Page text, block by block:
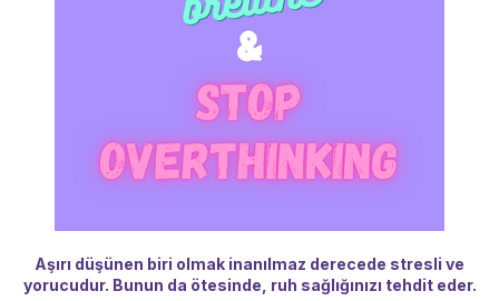
Aşırı düşünen biri olmak inanılmaz derecede stresli ve
yorucudur. Bunun da ötesinde, ruh sağlığınızı tehdit eder.